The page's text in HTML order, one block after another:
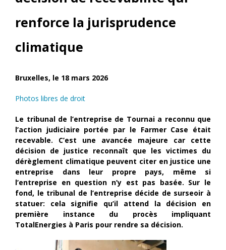
renforce la jurisprudence
climatique
Bruxelles, le 18 mars 2026
Photos libres de droit
Le tribunal de l’entreprise de Tournai a reconnu que
l’action judiciaire portée par le Farmer Case était
recevable. C’est une avancée majeure car cette
décision de justice reconnaît que les victimes du
dérèglement climatique peuvent citer en justice une
entreprise dans leur propre pays, même si
l’entreprise en question n’y est pas basée. Sur le
fond, le tribunal de l’entreprise décide de surseoir à
statuer: cela signifie qu’il attend la décision en
première instance du procès impliquant
TotalEnergies à Paris pour rendre sa décision.